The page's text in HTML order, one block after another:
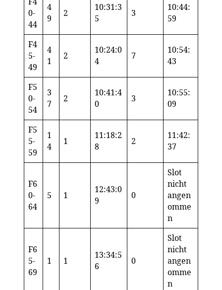
0-
44
4
9
2
10:31:3
5
3
10:44:
59
F4
5-
49
4
1
2
10:24:0
4
7
10:54:
43
F5
0-
54
3
7
2
10:41:4
0
3
10:55:
09
F5
5-
59
1
4
1
11:18:2
8
2
11:42:
37
F6
0-
64
5 1
12:43:0
9
0
Slot
nicht
angen
omme
n
F6
5-
69
1 1
13:34:5
6
0
Slot
nicht
angen
omme
n